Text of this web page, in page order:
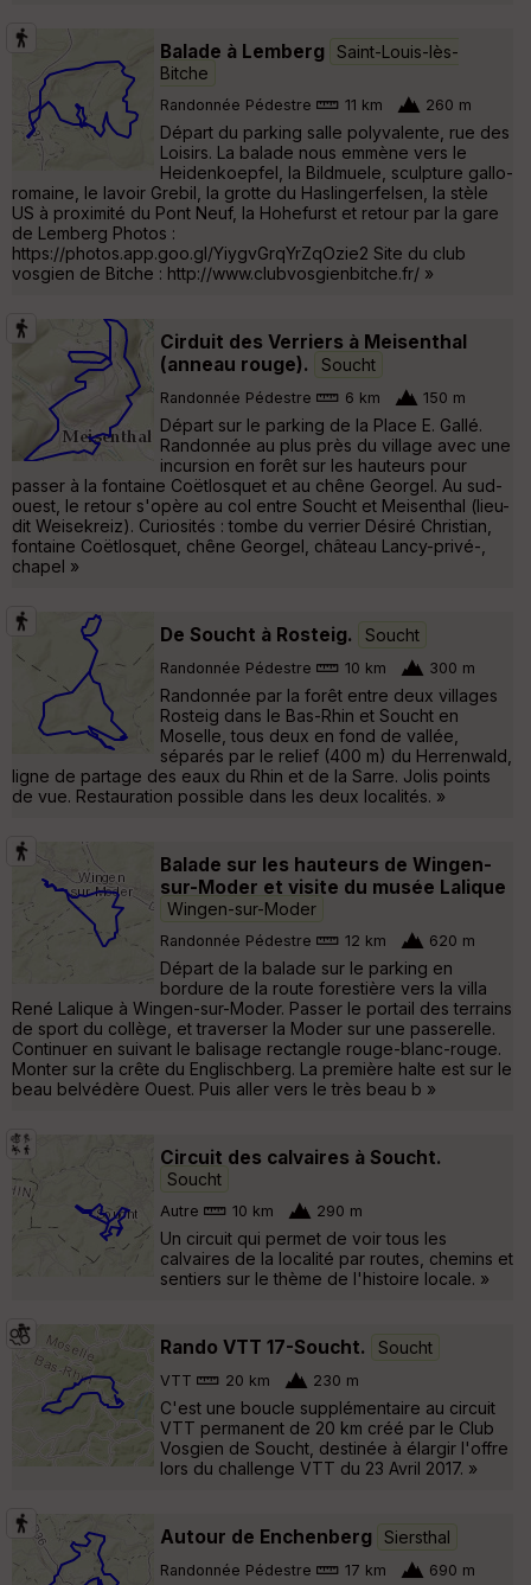
Balade à Lemberg
Saint-Louis-lès-
Bitche
Randonnée Pédestre 11 km 260 m
Départ du parking salle polyvalente, rue des
Loisirs. La balade nous emmène vers le
Heidenkoepfel, la Bildmuele, sculpture gallo-
romaine, le lavoir Grebil, la grotte du Haslingerfelsen, la stèle
US à proximité du Pont Neuf, la Hohefurst et retour par la gare
de Lemberg Photos :
https://photos.app.goo.gl/YiygvGrqYrZqOzie2 Site du club
vosgien de Bitche : http://www.clubvosgienbitche.fr/ »
Cirduit des Verriers à Meisenthal
(anneau rouge).
Soucht
Randonnée Pédestre 6 km 150 m
Départ sur le parking de la Place E. Gallé.
Randonnée au plus près du village avec une
incursion en forêt sur les hauteurs pour
passer à la fontaine Coëtlosquet et au chêne Georgel. Au sud-
ouest, le retour s'opère au col entre Soucht et Meisenthal (lieu-
dit Weisekreiz). Curiosités : tombe du verrier Désiré Christian,
fontaine Coëtlosquet, chêne Georgel, château Lancy-privé-,
chapel »
De Soucht à Rosteig. Soucht
Randonnée Pédestre 10 km 300 m
Randonnée par la forêt entre deux villages
Rosteig dans le Bas-Rhin et Soucht en
Moselle, tous deux en fond de vallée,
séparés par le relief (400 m) du Herrenwald,
ligne de partage des eaux du Rhin et de la Sarre. Jolis points
de vue. Restauration possible dans les deux localités. »
Balade sur les hauteurs de Wingen-
sur-Moder et visite du musée Lalique
Wingen-sur-Moder
Randonnée Pédestre 12 km 620 m
Départ de la balade sur le parking en
bordure de la route forestière vers la villa
René Lalique à Wingen-sur-Moder. Passer le portail des terrains
de sport du collège, et traverser la Moder sur une passerelle.
Continuer en suivant le balisage rectangle rouge-blanc-rouge.
Monter sur la crête du Englischberg. La première halte est sur le
beau belvédère Ouest. Puis aller vers le très beau b »
Circuit des calvaires à Soucht.
Soucht
Autre 10 km 290 m
Un circuit qui permet de voir tous les
calvaires de la localité par routes, chemins et
sentiers sur le thème de l'histoire locale. »
Rando VTT 17-Soucht. Soucht
VTT 20 km 230 m
C'est une boucle supplémentaire au circuit
VTT permanent de 20 km créé par le Club
Vosgien de Soucht, destinée à élargir l'offre
lors du challenge VTT du 23 Avril 2017. »
Autour de Enchenberg Siersthal
Randonnée Pédestre 17 km 690 m